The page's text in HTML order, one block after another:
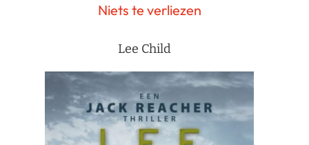
Niets te verliezen
Lee Child